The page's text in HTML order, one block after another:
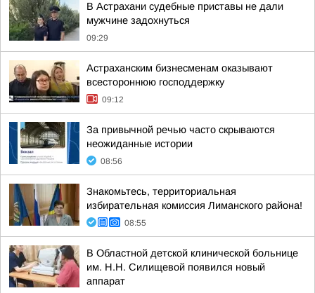
В Астрахани судебные приставы не дали
мужчине задохнуться
09:29
Астраханским бизнесменам оказывают
всестороннюю господдержку
09:12
За привычной речью часто скрываются
неожиданные истории
08:56
Знакомьтесь, территориальная
избирательная комиссия Лиманского района!
08:55
В Областной детской клинической больнице
им. Н.Н. Силищевой появился новый
аппарат